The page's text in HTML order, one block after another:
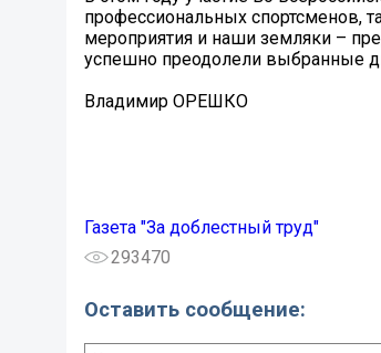
профессиональных спортсменов,
мероприятия и наши земляки –
успешно преодолели выбранные
Владимир ОРЕШКО
Газета "За доблестный труд"
293470
Оставить сообщение: